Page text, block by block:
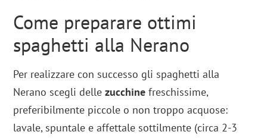
Come preparare ottimi
spaghetti alla Nerano
Per realizzare con successo gli spaghetti alla
Nerano scegli dellezucchine freschissime,
preferibilmente piccole o non troppo acquose:
lavale, spuntale e affettale sottilmente (circa 2-3